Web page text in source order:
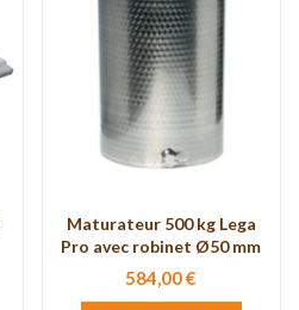
Maturateur 500 kg Lega
Pro avec robinet Ø50 mm
584,00 €